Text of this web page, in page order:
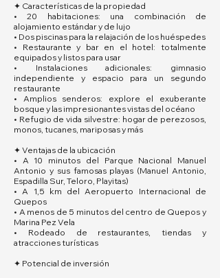
✦ Características de la propiedad
• 20 habitaciones: una combinación de
alojamiento estándar y de lujo
• Dos piscinas para la relajación de los huéspedes
• Restaurante y bar en el hotel: totalmente
equipados y listos para usar
• Instalaciones adicionales: gimnasio
independiente y espacio para un segundo
restaurante
• Amplios senderos: explore el exuberante
bosque y las impresionantes vistas del océano
• Refugio de vida silvestre: hogar de perezosos,
monos, tucanes, mariposas y más
✦ Ventajas de la ubicación
• A 10 minutos del Parque Nacional Manuel
Antonio y sus famosas playas (Manuel Antonio,
Espadilla Sur, Teloro, Playitas)
• A 1,5 km del Aeropuerto Internacional de
Quepos
• A menos de 5 minutos del centro de Quepos y
Marina Pez Vela
• Rodeado de restaurantes, tiendas y
atracciones turísticas
✦ Potencial de inversión